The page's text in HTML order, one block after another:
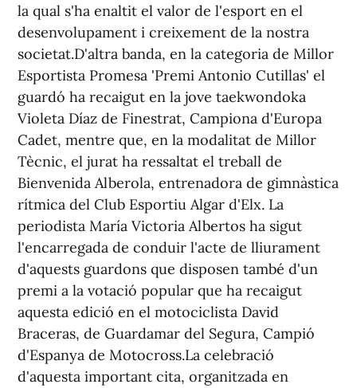
la qual s'ha enaltit el valor de l'esport en el
desenvolupament i creixement de la nostra
societat.D'altra banda, en la categoria de Millor
Esportista Promesa 'Premi Antonio Cutillas' el
guardó ha recaigut en la jove taekwondoka
Violeta Díaz de Finestrat, Campiona d'Europa
Cadet, mentre que, en la modalitat de Millor
Tècnic, el jurat ha ressaltat el treball de
Bienvenida Alberola, entrenadora de gimnàstica
rítmica del Club Esportiu Algar d'Elx. La
periodista María Victoria Albertos ha sigut
l'encarregada de conduir l'acte de lliurament
d'aquests guardons que disposen també d'un
premi a la votació popular que ha recaigut
aquesta edició en el motociclista David
Braceras, de Guardamar del Segura, Campió
d'Espanya de Motocross.La celebració
d'aquesta important cita, organitzada en